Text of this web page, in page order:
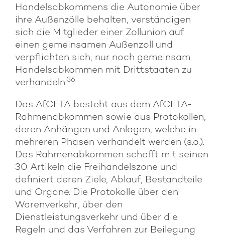
Handelsabkommens die Autonomie über
ihre Außenzölle behalten, verständigen
sich die Mitglieder einer Zollunion auf
einen gemeinsamen Außenzoll und
verpflichten sich, nur noch gemeinsam
Handelsabkommen mit Drittstaaten zu
verhandeln.36
Das AfCFTA besteht aus dem AfCFTA-
Rahmenabkommen sowie aus Protokollen,
deren Anhängen und Anlagen, welche in
mehreren Phasen verhandelt werden (s.o.).
Das Rahmenabkommen schafft mit seinen
30 Artikeln die Freihandelszone und
definiert deren Ziele, Ablauf, Bestandteile
und Organe. Die Protokolle über den
Warenverkehr, über den
Dienstleistungsverkehr und über die
Regeln und das Verfahren zur Beilegung